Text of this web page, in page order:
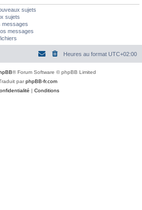
sujets
sujets
messages
messages
Heures au format UTC+02:00
® Forum Software © phpBB Limited
parphpBB-fr.com
| Conditions